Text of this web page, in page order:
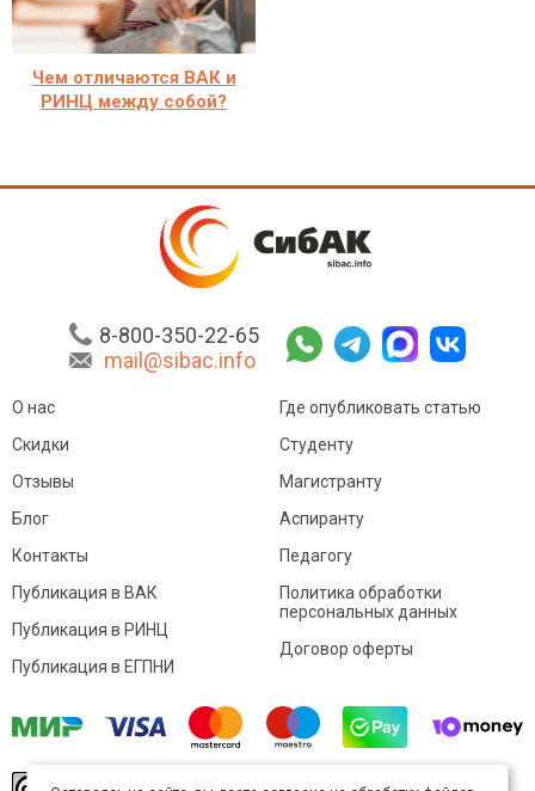
Чем отличаются ВАК и
РИНЦ между собой?
8-800-350-22-65
mail@sibac.info
О нас
Скидки
Отзывы
Блог
Контакты
Где опубликовать статью
Студенту
Магистранту
Аспиранту
Педагогу
Публикация в ВАК
Публикация в РИНЦ
Публикация в ЕГПНИ
Политика обработки
персональных данных
Договор оферты